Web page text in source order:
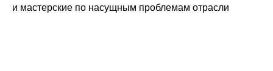
и мастерские по насущным проблемам отрасли